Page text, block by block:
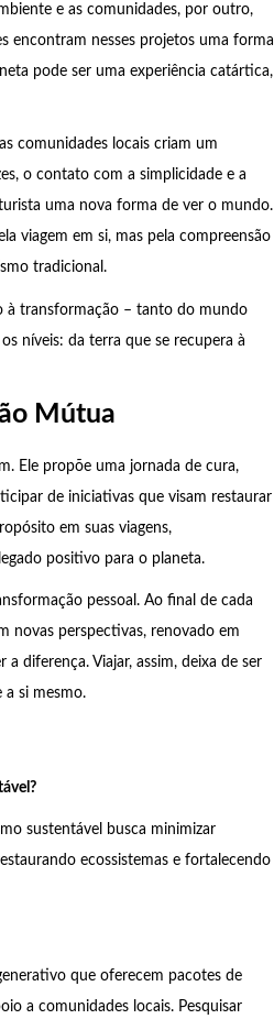
e as comunidades, por outro,
encontram nesses projetos uma forma
pode ser uma experiência catártica,
comunidades locais criam um
o contato com a simplicidade e a
uma nova forma de ver o mundo.
viagem em si, mas pela compreensão
tradicional.
à transformação – tanto do mundo
níveis: da terra que se recupera à
Mútua
Ele propõe uma jornada de cura,
de iniciativas que visam restaurar
em suas viagens,
positivo para o planeta.
pessoal. Ao final de cada
novas perspectivas, renovado em
diferença. Viajar, assim, deixa de ser
a si mesmo.
sustentável busca minimizar
ecossistemas e fortalecendo
que oferecem pacotes de
a comunidades locais. Pesquisar